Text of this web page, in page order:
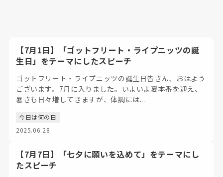
【7月1日】「ゴットフリート・ライプニッツの誕
生日」をテーマにしたスピーチ
ゴットフリート・ライプニッツの誕生日皆さん、おはよう
ございます。7月に入りました。いよいよ夏本番を迎え、
暑さも日々増してきますが、体調には...
今日は何の日
2025.06.28
【7月7日】「七夕に願いを込めて」をテーマにし
たスピーチ